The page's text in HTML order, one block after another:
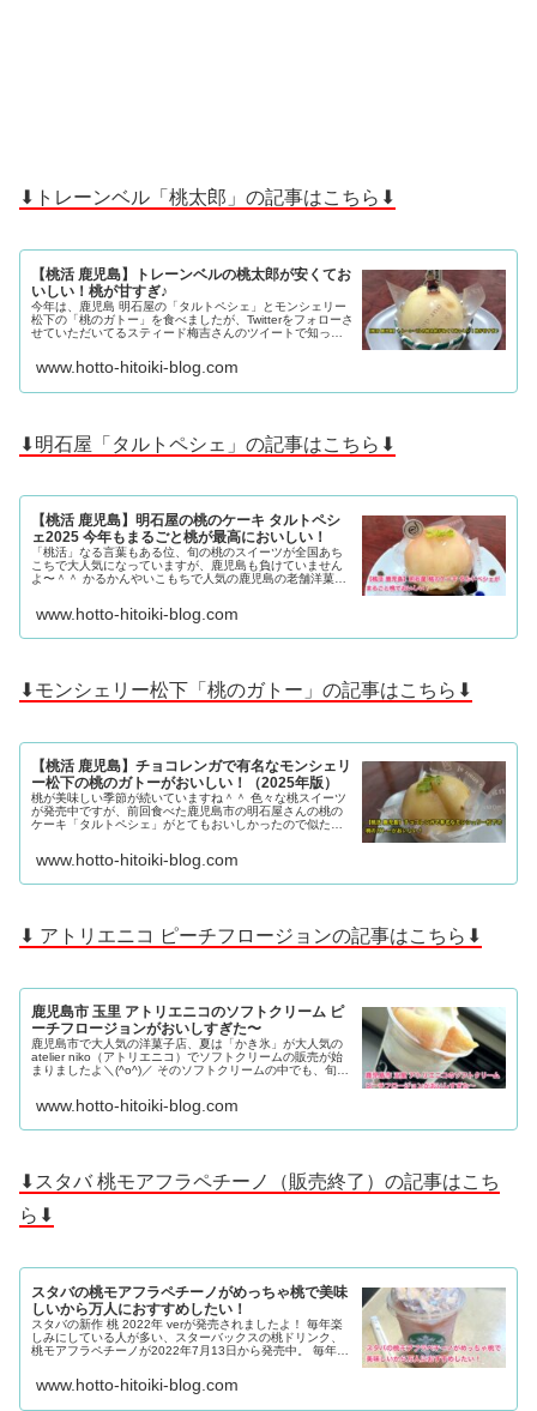
⬇トレーンベル「桃太郎」の記事はこちら⬇
【桃活 鹿児島】トレーンベルの桃太郎が安くてお
いしい！桃が甘すぎ♪
今年は、鹿児島 明石屋の「タルトペシェ」とモンシェリー
松下の「桃のガトー」を食べましたが、Twitterをフォローさ
せていただいてるスティード梅吉さんのツイートで知った
しそうだったので早速行ってきました。 スティード梅吉さ
ん、美味しかったよ〜ありがとう＾＾
www.hotto-hitoiki-blog.com
⬇明石屋「タルトペシェ」の記事はこちら⬇
【桃活 鹿児島】明石屋の桃のケーキ タルトペシ
ェ2025 今年もまるごと桃が最高においしい！
「桃活」なる言葉もある位、旬の桃のスイーツが全国あち
こちで大人気になっていますが、鹿児島も負けていません
よ〜＾＾ かるかんやいこもちで人気の鹿児島の老舗洋菓子
ルトでめっちゃおいしかったので情報をシェアしますね。
www.hotto-hitoiki-blog.com
⬇モンシェリー松下「桃のガトー」の記事はこちら⬇
【桃活 鹿児島】チョコレンガで有名なモンシェリ
ー松下の桃のガトーがおいしい！（2025年版）
桃が美味しい季節が続いていますね＾＾ 色々な桃スイーツ
が発売中ですが、前回食べた鹿児島市の明石屋さんの桃の
ケーキ「タルトペシェ」がとてもおいしかったので似たよ
情報をシェアします。
www.hotto-hitoiki-blog.com
⬇ アトリエニコ ピーチフロージョンの記事はこちら⬇
鹿児島市 玉里 アトリエニコのソフトクリーム ピ
ーチフロージョンがおいしすぎた〜
鹿児島市で大人気の洋菓子店、夏は「かき氷」が大人気の
atelier niko（アトリエニコ）でソフトクリームの販売が始
まりましたよ＼(^o^)／ そのソフトクリームの中でも、旬の
うだったので、早速玉里団地のアトリエニコさんに行って
きましたよ〜。
www.hotto-hitoiki-blog.com
⬇スタバ 桃モアフラペチーノ（販売終了）の記事はこち
ら⬇
スタバの桃モアフラペチーノがめっちゃ桃で美味
しいから万人におすすめしたい！
スタバの新作 桃 2022年 verが発売されましたよ！ 毎年楽
しみにしている人が多い、スターバックスの桃ドリンク、
桃モアフラペチーノが2022年7月13日から発売中。 毎年こ
のスターバックスに行って実際に飲んでみましたよ。
www.hotto-hitoiki-blog.com